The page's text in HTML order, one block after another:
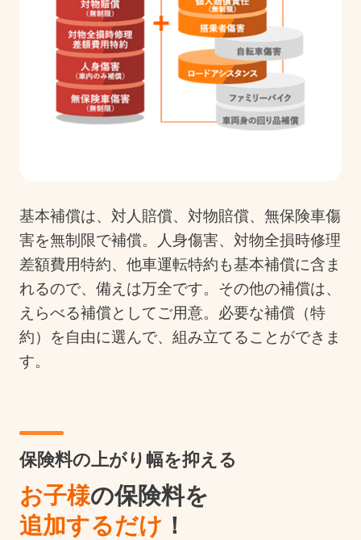
基本補償は、対人賠償、対物賠償、無保険車傷
害を無制限で補償。人身傷害、対物全損時修理
差額費用特約、他車運転特約も基本補償に含ま
れるので、備えは万全です。その他の補償は、
えらべる補償としてご用意。必要な補償（特
約）を自由に選んで、組み立てることができま
す。
保険料の上がり幅を抑える
お子様の保険料を
追加するだけ ！